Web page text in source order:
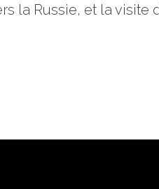
la Russie, et la visite